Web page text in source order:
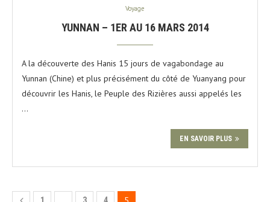
Voyage
YUNNAN – 1ER AU 16 MARS 2014
A la découverte des Hanis 15 jours de vagabondage au
Yunnan (Chine) et plus précisément du côté de Yuanyang pour
découvrir les Hanis, le Peuple des Rizières aussi appelés les
…
EN SAVOIR PLUS